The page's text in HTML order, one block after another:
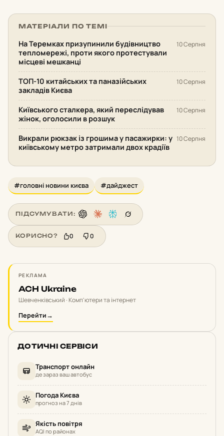
МАТЕРІАЛИ ПО ТЕМІ
На Теремках призупинили будівництво
тепломережі, проти якого протестували
місцеві мешканці
10 Серпня
ТОП-10 китайських та паназійських
закладів Києва
10 Серпня
Київського сталкера, який переслідував
жінок, оголосили в розшук
10 Серпня
Викрали рюкзак із грошима у пасажирки: у
київському метро затримали двох крадіїв
10 Серпня
#головні новини києва #дайджест
ПІДСУМУВАТИ:
КОРИСНО? 0 0
РЕКЛАМА
ACH Ukraine
Шевченківський · Комп'ютери та інтернет
Перейти→
ДОТИЧНІ СЕРВІСИ
Транспорт онлайн
де зараз ваш автобус
Погода Києва
прогноз на 7 днів
Якість повітря
AQI по районах